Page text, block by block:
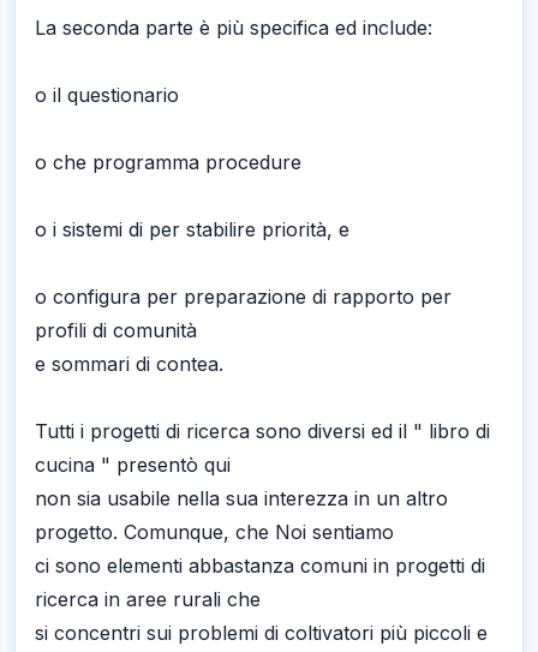
La seconda parte è più specifica ed include:
o il questionario
o che programma procedure
o i sistemi di per stabilire priorità, e
o configura per preparazione di rapporto per
profili di comunità
e sommari di contea.
Tutti i progetti di ricerca sono diversi ed il " libro di
cucina " presentò qui
non sia usabile nella sua interezza in un altro
progetto. Comunque, che Noi sentiamo
ci sono elementi abbastanza comuni in progetti di
ricerca in aree rurali che
si concentri sui problemi di coltivatori più piccoli e